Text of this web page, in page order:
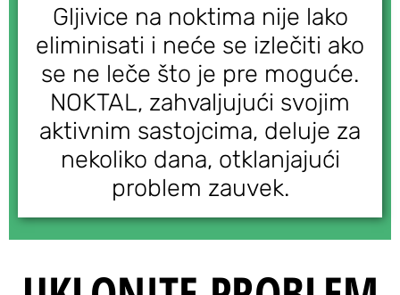
Gljivice na noktima nije lako
eliminisati i neće se izlečiti ako
se ne leče što je pre moguće.
NOKTAL, zahvaljujući svojim
aktivnim sastojcima, deluje za
nekoliko dana, otklanjajući
problem zauvek.